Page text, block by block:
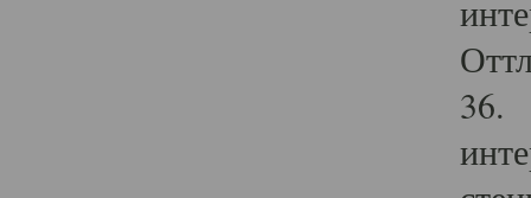
36.